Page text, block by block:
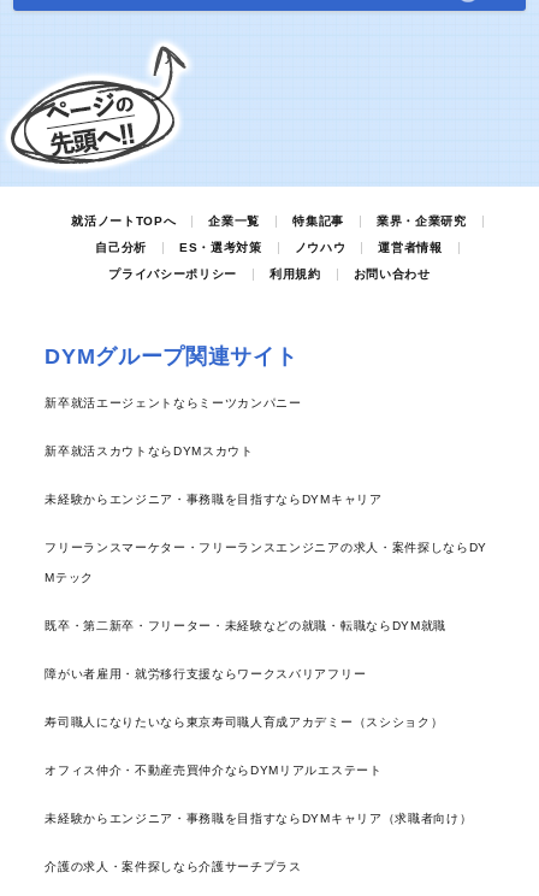
就活ノートTOPへ 企業一覧 特集記事
業界・企業研究
自己分析
ES・選考対策 ノウハウ
運営者情報
プライバシーポリシー
利用規約 お問い合わせ
DYMグループ関連サイト
新卒就活エージェントならミーツカンパニー
新卒就活スカウトならDYMスカウト
未経験からエンジニア・事務職を目指すならDYMキャリア
フリーランスマーケター・フリーランスエンジニアの求人・案件探しならDY
Mテック
既卒・第二新卒・フリーター・未経験などの就職・転職ならDYM就職
障がい者雇用・就労移行支援ならワークスバリアフリー
寿司職人になりたいなら東京寿司職人育成アカデミー（スシショク）
オフィス仲介・不動産売買仲介ならDYMリアルエステート
未経験からエンジニア・事務職を目指すならDYMキャリア（求職者向け）
介護の求人・案件探しなら介護サーチプラス